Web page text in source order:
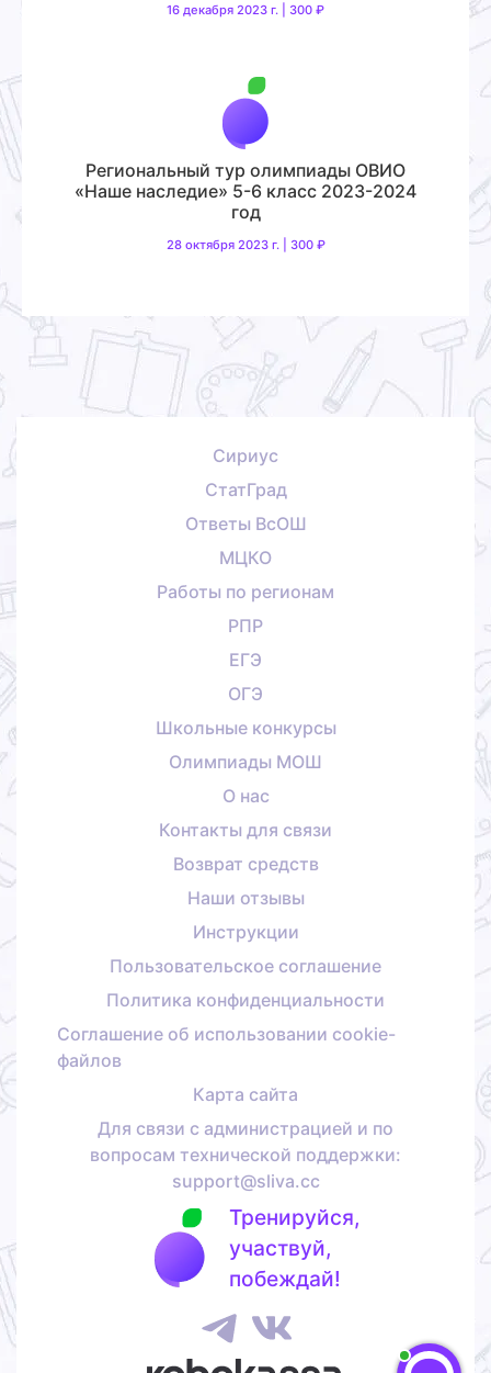
16 декабря 2023 г. | 300 ₽
Региональный тур олимпиады ОВИО
«Наше наследие» 5-6 класс 2023-2024
год
28 октября 2023 г. | 300 ₽
Сириус
СтатГрад
Ответы ВсОШ
МЦКО
Работы по регионам
РПР
ЕГЭ
ОГЭ
Школьные конкурсы
Олимпиады МОШ
О нас
Контакты для связи
Возврат средств
Наши отзывы
Инструкции
Пользовательское соглашение
Политика конфиденциальности
Соглашение об использовании cookie-
файлов
Карта сайта
Для связи с администрацией и по
вопросам технической поддержки:
support@sliva.cc
Тренируйся,
участвуй,
побеждай!